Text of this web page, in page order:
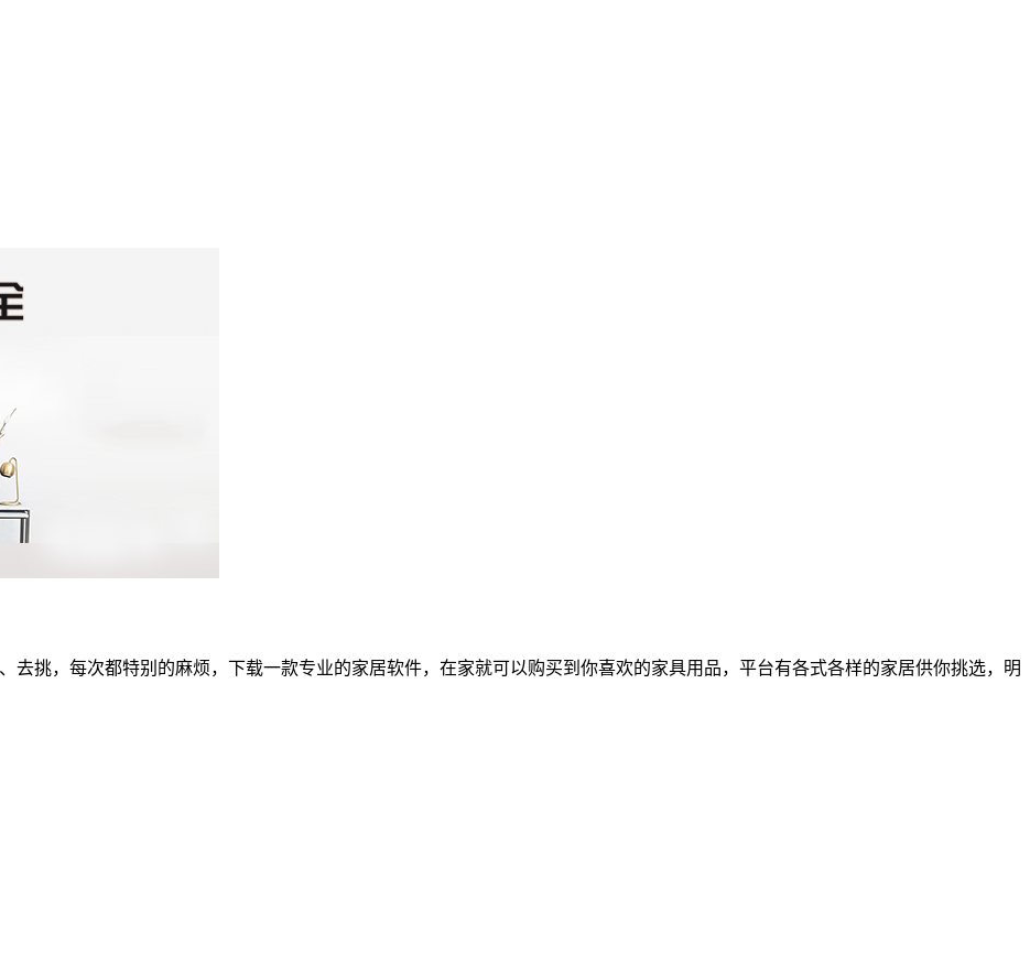
去挑，每次都特别的麻烦，下载一款专业的家居软件，在家就可以购买到你喜欢的家具用品，平台有各式各样的家居供你挑选，明